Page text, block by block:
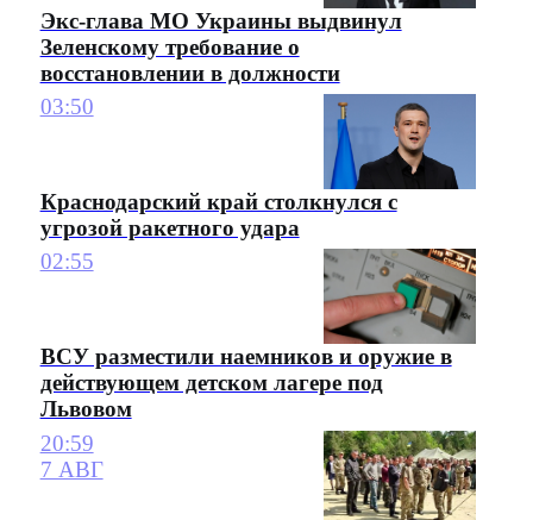
Экс-глава МО Украины выдвинул
Зеленскому требование о
восстановлении в должности
03:50
Краснодарский край столкнулся с
угрозой ракетного удара
02:55
ВСУ разместили наемников и оружие в
действующем детском лагере под
Львовом
20:59
7 АВГ